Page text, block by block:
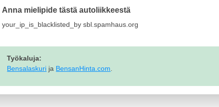
Anna mielipide tästä autoliikkeestä
your_ip_is_blacklisted_by sbl.spamhaus.org
Työkaluja:
Bensalaskuri ja BensanHinta.com